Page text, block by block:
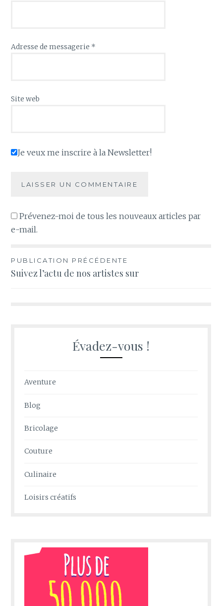
Adresse de messagerie *
Site web
Je veux me inscrire à la Newsletter!
Prévenez-moi de tous les nouveaux articles par
e-mail.
Navigation
de
PUBLICATION PRÉCÉDENTE
Suivez l’actu de nos artistes sur
Évadez-vous !
Aventure
Blog
Bricolage
Couture
Culinaire
Loisirs créatifs